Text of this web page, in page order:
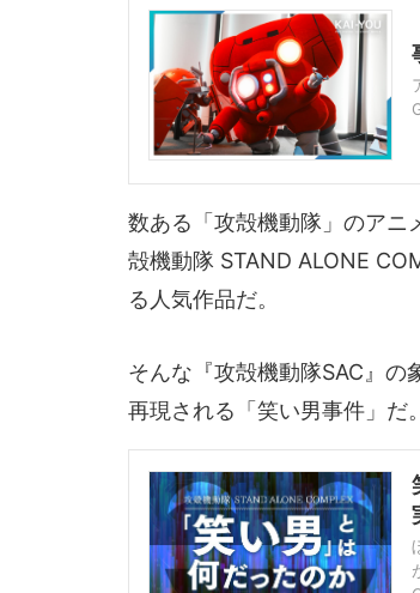
数ある「攻殻機動隊」のアニ
殻機動隊 STAND ALONE
る人気作品だ。
そんな『攻殻機動隊SAC』
再現される「笑い男事件」だ。